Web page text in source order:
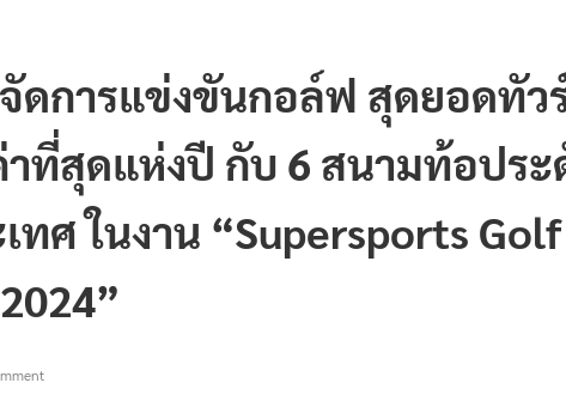
ดการแข่งขันกอล์ฟ สุดยอดทัว
ที่สุดแห่งปี กับ 6 สนามท้อประ
ทศ ในงาน “Supersports Golf